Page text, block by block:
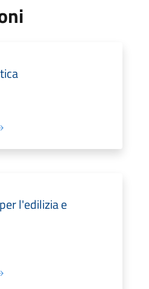
l'edilizia e